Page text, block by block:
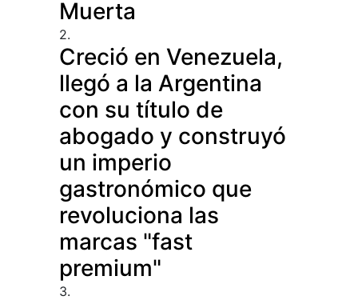
Muerta
2.
Creció en Venezuela,
llegó a la Argentina
con su título de
abogado y construyó
un imperio
gastronómico que
revoluciona las
marcas "fast
premium"
3.